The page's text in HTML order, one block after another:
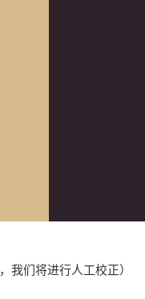
，我们将进行人工校正）